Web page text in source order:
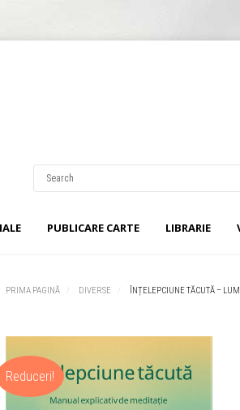
PUBLICARE CARTE LIBRARIE
PRIMA PAGINĂ DIVERSE ÎNȚELEPCIUNE TĂCUTĂ –
Reduceri!
Password
Remember Me